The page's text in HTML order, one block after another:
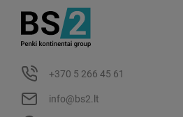
+370 5 266 45 61
info@bs2.lt